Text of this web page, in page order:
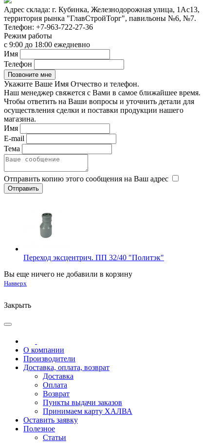
Адрес склада: г. Кубинка, Железнодорожная улица, 1Ас13,
территория рынка "ГлавСтройТорг", павильоны №6, №7.
Телефон: +7-963-722-27-36
Режим работы
с 9:00 до 18:00 ежедневно
Имя
Телефон
Укажите Ваше Имя Отчество и телефон.
Наш менеджер свяжется с Вами в самое ближайшее время.
Чтобы ответить на Ваши вопросы и уточнить детали для
осуществления сделки и поставки продукции нашего
магазина.
Имя
E-mail
Тема
Отправить копию этого сообщения на Ваш адрес
Переход эксцентрич. ПП 32/40 "Политэк"
Вы еще ничего не добавили в корзину
Навверх
Закрыть
О компании
Производители
Доставка, оплата, возврат
Доставка
Оплата
Возврат
Пункты выдачи заказов
Принимаем карту ХАЛВА
Оставить заявку
Полезное
Статьи